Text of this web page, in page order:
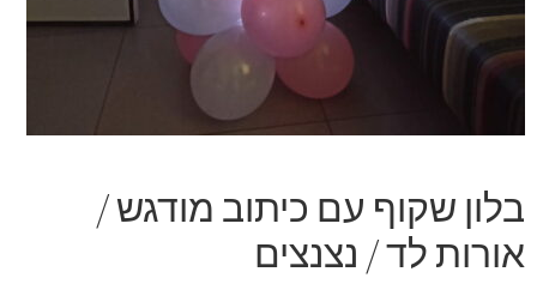
זר מתוק
בלונים בראשון לציון
תשלום
בלון שקוף עם כיתוב מודגש /
אורות לד / נצנצים